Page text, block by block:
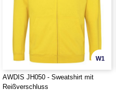
W1
AWDIS JH050 - Sweatshirt mit
Reißverschluss